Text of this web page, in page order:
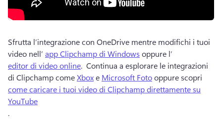
Sfrutta l’integrazione con OneDrive mentre modifichi i tuoi
video nell’ app Clipchamp di Windows oppure l’
editor di video online. Continua a esplorare le integrazioni
di Clipchamp come Xbox e Microsoft Foto oppure scopri
come caricare i tuoi video di Clipchamp direttamente su
YouTube
.